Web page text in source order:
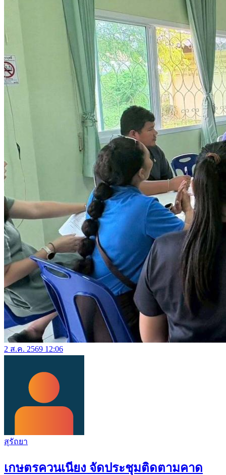
2 ส.ค. 2569 12:06
สุรัถยา
เกษตรควนเนียง จัดประชุมติดตามคาด